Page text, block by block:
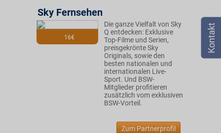
Login
☎ 0800 - 279 25 82
16€
Sky Fernsehen
Die ganze Vielfalt von Sky
Q entdecken: Exklusive
Top-Filme und Serien,
preisgekrönte Sky
Originals, sowie den
besten nationalen und
internationalen Live-
Sport. Und BSW-
Mitglieder profitieren
zusätzlich vom exklusiven
BSW-Vorteil.
Zum Partnerprofil